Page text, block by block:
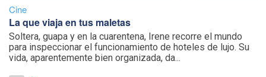
Cine
La que viaja en tus maletas
Soltera, guapa y en la cuarentena, Irene recorre el mundo
para inspeccionar el funcionamiento de hoteles de lujo. Su
vida, aparentemente bien organizada, da...